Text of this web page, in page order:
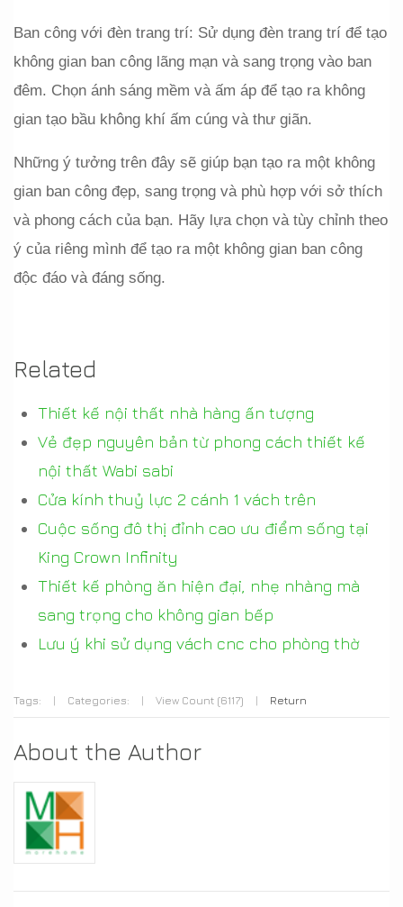
Ban công với đèn trang trí: Sử dụng đèn trang trí để tạo
không gian ban công lãng mạn và sang trọng vào ban
đêm. Chọn ánh sáng mềm và ấm áp để tạo ra không
gian tạo bầu không khí ấm cúng và thư giãn.
Những ý tưởng trên đây sẽ giúp bạn tạo ra một không
gian ban công đẹp, sang trọng và phù hợp với sở thích
và phong cách của bạn. Hãy lựa chọn và tùy chỉnh theo
ý của riêng mình để tạo ra một không gian ban công
độc đáo và đáng sống.
Related
Thiết kế nội thất nhà hàng ấn tượng
Vẻ đẹp nguyên bản từ phong cách thiết kế
nội thất Wabi sabi
Cửa kính thuỷ lực 2 cánh 1 vách trên
Cuộc sống đô thị đỉnh cao ưu điểm sống tại
King Crown Infinity
Thiết kế phòng ăn hiện đại, nhẹ nhàng mà
sang trọng cho không gian bếp
Lưu ý khi sử dụng vách cnc cho phòng thờ
Tags: | Categories: | View Count (6117) | Return
About the Author